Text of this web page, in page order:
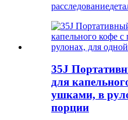
расследование
35J
для
ушками, в
порции